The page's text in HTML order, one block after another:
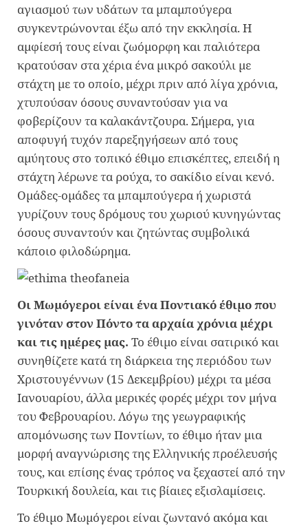
αγιασμού των υδάτων τα μπαμπούγερα
συγκεντρώνονται έξω από την εκκλησία. Η
αμφίεσή τους είναι ζωόμορφη και παλιότερα
κρατούσαν στα χέρια ένα μικρό σακούλι με
στάχτη με το οποίο, μέχρι πριν από λίγα χρόνια,
χτυπούσαν όσους συναντούσαν για να
φοβερίζουν τα καλακάντζουρα. Σήμερα, για
αποφυγή τυχόν παρεξηγήσεων από τους
αμύητους στο τοπικό έθιμο επισκέπτες, επειδή η
στάχτη λέρωνε τα ρούχα, το σακίδιο είναι κενό.
Ομάδες-ομάδες τα μπαμπούγερα ή χωριστά
γυρίζουν τους δρόμους του χωριού κυνηγώντας
όσους συναντούν και ζητώντας συμβολικά
κάποιο φιλοδώρημα.
Οι Μωμόγεροι είναι ένα Ποντιακό έθιμο που
γινόταν στον Πόντο τα αρχαία χρόνια μέχρι
και τις ημέρες μας. Το έθιμο είναι σατιρικό και
συνηθίζετε κατά τη διάρκεια της περιόδου των
Χριστουγέννων (15 Δεκεμβρίου) μέχρι τα μέσα
Ιανουαρίου, άλλα μερικές φορές μέχρι τον μήνα
του Φεβρουαρίου. Λόγω της γεωγραφικής
απομόνωσης των Ποντίων, το έθιμο ήταν μια
μορφή αναγνώρισης της Ελληνικής προέλευσής
τους, και επίσης ένας τρόπος να ξεχαστεί από την
Τουρκική δουλεία, και τις βίαιες εξισλαμίσεις.
Το έθιμο Μωμόγεροι είναι ζωντανό ακόμα και